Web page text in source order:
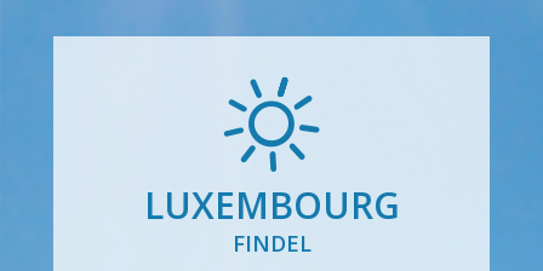
LUXEMBOURG
FINDEL